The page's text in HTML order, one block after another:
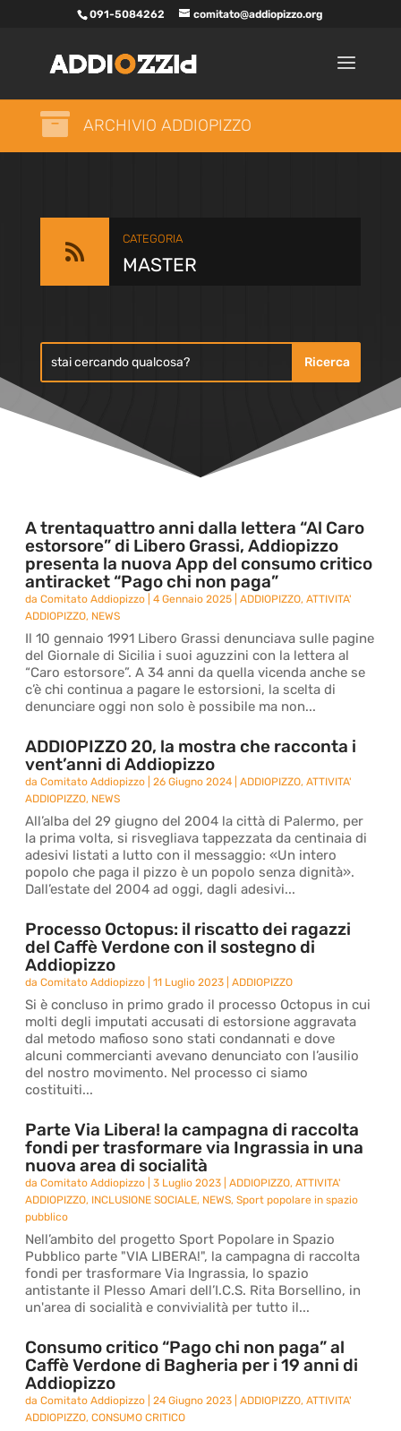
091-5084262 comitato@addiopizzo.org
 ARCHIVIO ADDIOPIZZO

CATEGORIA
MASTER
A trentaquattro anni dalla lettera “Al Caro
estorsore” di Libero Grassi, Addiopizzo
presenta la nuova App del consumo critico
antiracket “Pago chi non paga”
daComitato Addiopizzo |4 Gennaio 2025 |ADDIOPIZZO,ATTIVITA'
ADDIOPIZZO, NEWS
Il 10 gennaio 1991 Libero Grassi denunciava sulle pagine
del Giornale di Sicilia i suoi aguzzini con la lettera al
“Caro estorsore”. A 34 anni da quella vicenda anche se
c’è chi continua a pagare le estorsioni, la scelta di
denunciare oggi non solo è possibile ma non...
ADDIOPIZZO 20, la mostra che racconta i
vent’anni di Addiopizzo
daComitato Addiopizzo |26 Giugno 2024 |ADDIOPIZZO,ATTIVITA'
ADDIOPIZZO, NEWS
All’alba del 29 giugno del 2004 la città di Palermo, per
la prima volta, si risvegliava tappezzata da centinaia di
adesivi listati a lutto con il messaggio: «Un intero
popolo che paga il pizzo è un popolo senza dignità».
Dall’estate del 2004 ad oggi, dagli adesivi...
Processo Octopus: il riscatto dei ragazzi
del Caffè Verdone con il sostegno di
Addiopizzo
daComitato Addiopizzo |11 Luglio 2023 |ADDIOPIZZO
Si è concluso in primo grado il processo Octopus in cui
molti degli imputati accusati di estorsione aggravata
dal metodo mafioso sono stati condannati e dove
alcuni commercianti avevano denunciato con l’ausilio
del nostro movimento. Nel processo ci siamo
costituiti...
Parte Via Libera! la campagna di raccolta
fondi per trasformare via Ingrassia in una
nuova area di socialità
daComitato Addiopizzo |3 Luglio 2023 |ADDIOPIZZO,ATTIVITA'
ADDIOPIZZO, INCLUSIONE SOCIALE, NEWS,Sport popolare in spazio
pubblico
Nell’ambito del progetto Sport Popolare in Spazio
Pubblico parte "VIA LIBERA!", la campagna di raccolta
fondi per trasformare Via Ingrassia, lo spazio
antistante il Plesso Amari dell’I.C.S. Rita Borsellino, in
un'area di socialità e convivialità per tutto il...
Consumo critico “Pago chi non paga” al
Caffè Verdone di Bagheria per i 19 anni di
Addiopizzo
daComitato Addiopizzo |24 Giugno 2023 |ADDIOPIZZO,ATTIVITA'
ADDIOPIZZO,CONSUMO CRITICO